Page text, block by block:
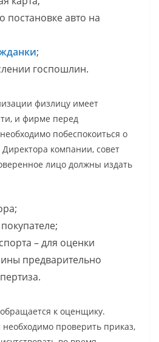
постановке авто на
;
госпошлин.
физлицу имеет
и фирме перед
побеспокоиться о
компании, совет
лицо должны издать
– для оценки
предварительно
к оценщику.
проверить приказ,